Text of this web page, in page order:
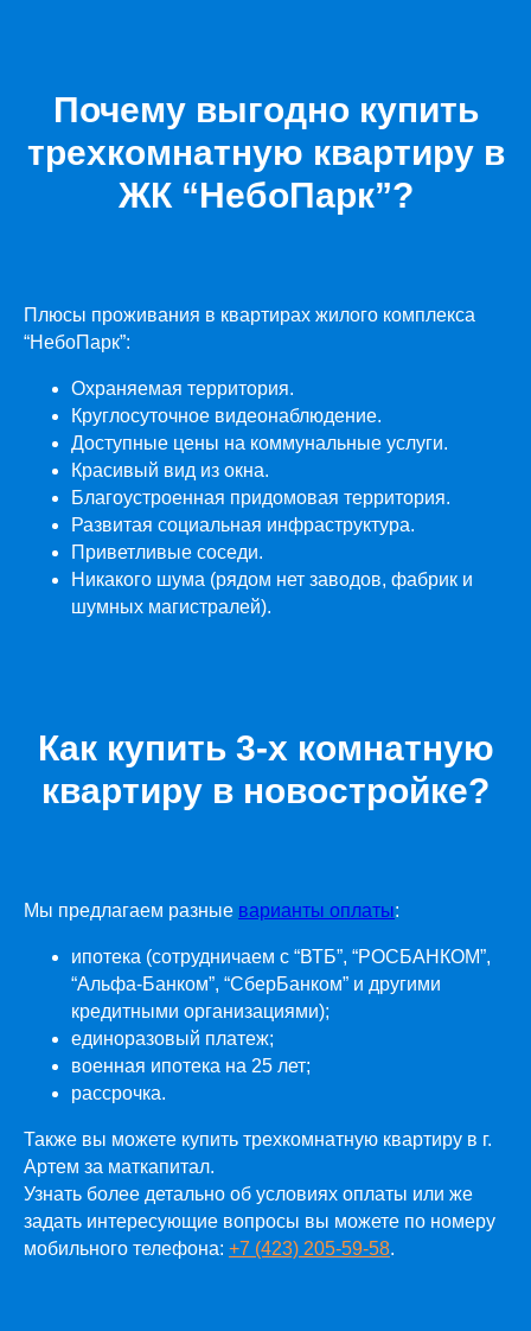
Почему выгодно купить
трехкомнатную квартиру в
ЖК “НебоПарк”?
Плюсы проживания в квартирах жилого комплекса
“НебоПарк”:
Охраняемая территория.
Круглосуточное видеонаблюдение.
Доступные цены на коммунальные услуги.
Красивый вид из окна.
Благоустроенная придомовая территория.
Развитая социальная инфраструктура.
Приветливые соседи.
Никакого шума (рядом нет заводов, фабрик и
шумных магистралей).
Как купить 3-х комнатную
квартиру в новостройке?
Мы предлагаем разные варианты оплаты:
ипотека (сотрудничаем с “ВТБ”, “РОСБАНКОМ”,
“Альфа-Банком”, “СберБанком” и другими
кредитными организациями);
единоразовый платеж;
военная ипотека на 25 лет;
рассрочка.
Также вы можете купить трехкомнатную квартиру в г.
Артем за маткапитал.
Узнать более детально об условиях оплаты или же
задать интересующие вопросы вы можете по номеру
мобильного телефона: +7 (423) 205-59-58.